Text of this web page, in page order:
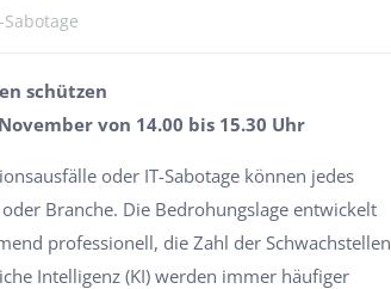
schützen
von 14.00 bis 15.30 Uhr
oder IT-Sabotage können jedes
Branche. Die Bedrohungslage entwickelt
professionell, die Zahl der Schwachstellen
Intelligenz (KI) werden immer häufiger